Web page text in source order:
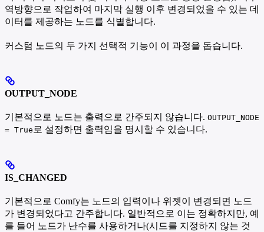
역방향으로 작업하여 마지막 실행 이후 변경되었을 수 있는 데
이터를 제공하는 노드를 식별합니다.
커스텀 노드의 두 가지 선택적 기능이 이 과정을 돕습니다.
OUTPUT_NODE
기본적으로 노드는 출력으로 간주되지 않습니다. OUTPUT_NODE
= True 로 설정하면 출력임을 명시할 수 있습니다.
IS_CHANGED
기본적으로 Comfy는 노드의 입력이나 위젯이 변경되면 노드
가 변경되었다고 간주합니다. 일반적으로 이는 정확하지만, 예
를 들어 노드가 난수를 사용하거나(시드를 지정하지 않는 것